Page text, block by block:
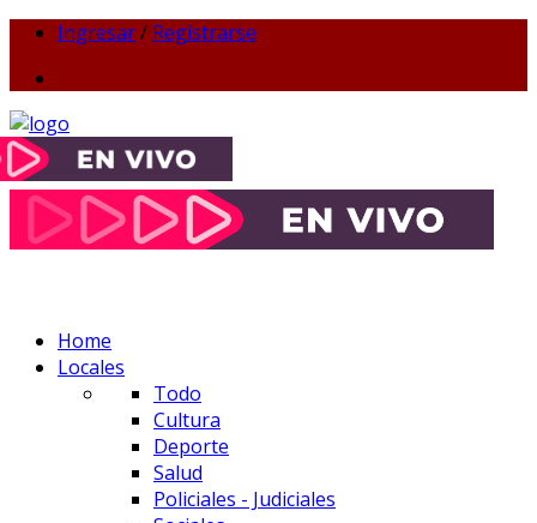
Ingresar/ Registrarse
Home
Locales
Todo
Cultura
Deporte
Salud
Policiales - Judiciales